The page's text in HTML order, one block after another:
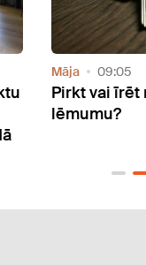
Māja 13:39
Kā atrast
segumu